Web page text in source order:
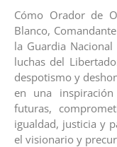
Cómo Orador de
Blanco,
la Guardia
luchas del
despotismo y
en una
futuras,
igualdad, justicia y
el visionario y